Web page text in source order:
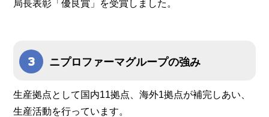
局長表彰「優良賞」を受賞しました。
ニプロファーマグループの強み
生産拠点として国内11拠点、海外1拠点が補完しあい、
生産活動を行っています。